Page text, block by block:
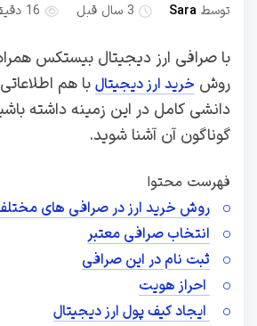
توسط Sara 3 سال قبل 16 دقیقه
با صرافی ارز دیجیتال بیستکس همراه
روش خرید ارز دیجیتال با هم
دانشی کامل در این زمینه داشته
گوناگون آن آشنا شوید.
فهرست محتوا
روش خرید ارز در صرافی های
انتخاب صرافی معتبر
ثبت نام در این صرافی
احراز هویت
ایجاد کیف پول ارز دیجیتال